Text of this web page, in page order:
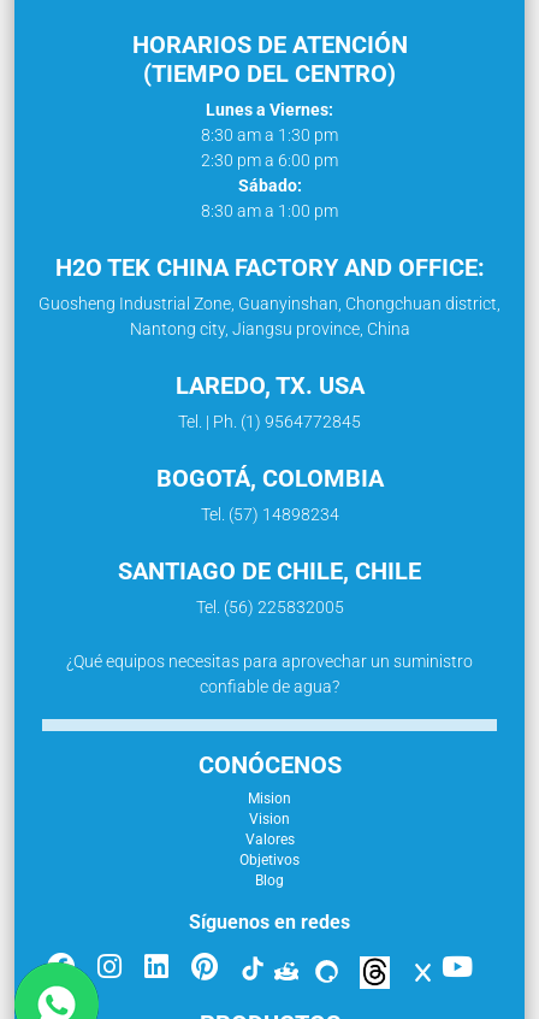
HORARIOS DE ATENCIÓN
(TIEMPO DEL CENTRO)
Lunes a Viernes:
8:30 am a 1:30 pm
2:30 pm a 6:00 pm
Sábado:
8:30 am a 1:00 pm
H2O TEK CHINA FACTORY AND OFFICE:
Guosheng Industrial Zone, Guanyinshan, Chongchuan district,
Nantong city, Jiangsu province, China
LAREDO, TX. USA
Tel. | Ph. (1) 9564772845
BOGOTÁ, COLOMBIA
Tel. (57) 14898234
SANTIAGO DE CHILE, CHILE
Tel. (56) 225832005
¿Qué equipos necesitas para aprovechar un suministro
confiable de agua?
CONÓCENOS
Mision
Vision
Valores
Objetivos
Blog
Síguenos en redes